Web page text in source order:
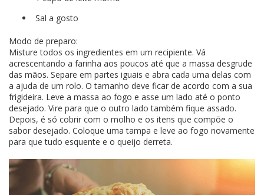
Sal a gosto
Modo de preparo:
Misture todos os ingredientes em um recipiente. Vá
acrescentando a farinha aos poucos até que a massa desgrude
das mãos. Separe em partes iguais e abra cada uma delas com
a ajuda de um rolo. O tamanho deve ficar de acordo com a sua
frigideira. Leve a massa ao fogo e asse um lado até o ponto
desejado. Vire para que o outro lado também fique assado.
Depois, é só cobrir com o molho e os itens que compõe o
sabor desejado. Coloque uma tampa e leve ao fogo novamente
para que tudo esquente e o queijo derreta.